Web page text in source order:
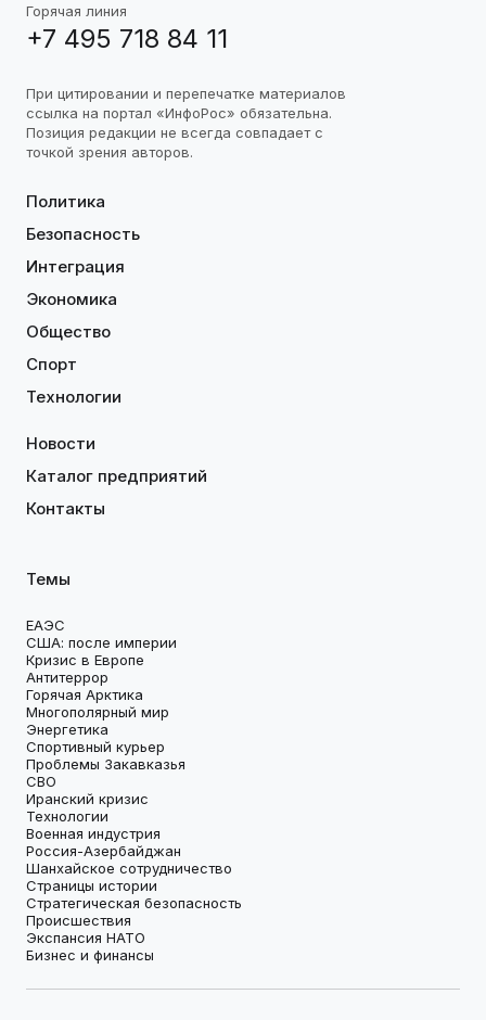
Горячая линия
+7 495 718 84 11
При цитировании и перепечатке материалов
ссылка на портал «ИнфоРос» обязательна.
Позиция редакции не всегда совпадает с
точкой зрения авторов.
Политика
Безопасность
Интеграция
Экономика
Общество
Спорт
Технологии
Новости
Каталог предприятий
Контакты
Темы
ЕАЭС
США: после империи
Кризис в Европе
Антитеррор
Горячая Арктика
Многополярный мир
Энергетика
Спортивный курьер
Проблемы Закавказья
СВО
Иранский кризис
Технологии
Военная индустрия
Россия-Азербайджан
Шанхайское сотрудничество
Страницы истории
Стратегическая безопасность
Происшествия
Экспансия НАТО
Бизнес и финансы